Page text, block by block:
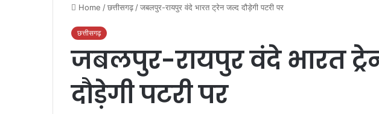
Home /छत्तीसगढ़ /जबलपुर-रायपुर वंदे भारत ट्रेन जल्द दौड़ेगी पटरी पर
छत्तीसगढ़
जबलपुर-रायपुर वंदे भारत
दौड़ेगी पटरी पर